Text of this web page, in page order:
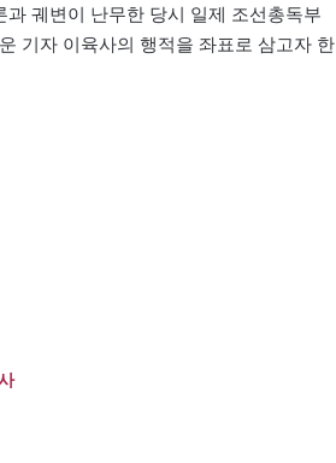
궤변이 난무한 당시 일제 조선총독부
기자 이육사의 행적을 좌표로 삼고자 한